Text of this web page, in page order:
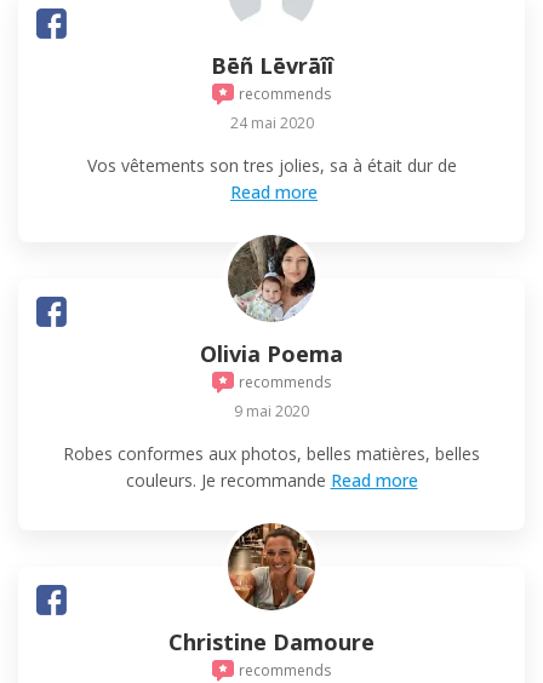
Bēñ Lēvrāîî
recommends
24 mai 2020
Vos vêtements son tres jolies, sa à était dur de
Read more
Olivia Poema
recommends
9 mai 2020
Robes conformes aux photos, belles matières, belles
couleurs. Je recommande Read more
Christine Damoure
recommends